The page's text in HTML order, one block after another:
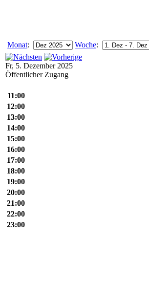
Monat: Woche:
Fr, 5. Dezember 2025
Öffentlicher Zugang
11:00
12:00
13:00
14:00
15:00
16:00
17:00
18:00
19:00
20:00
21:00
22:00
23:00